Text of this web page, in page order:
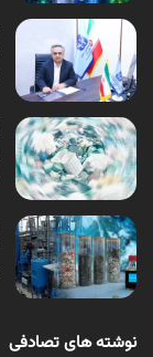
نوشته های تصادفی